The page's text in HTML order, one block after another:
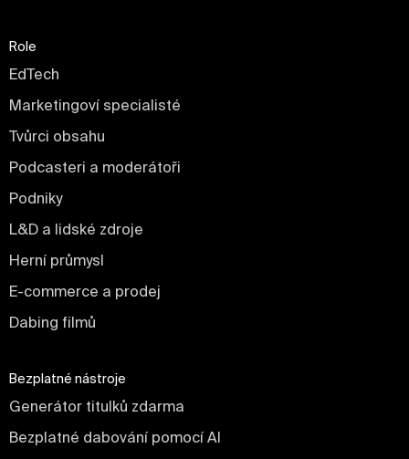
Role
EdTech
Marketingoví specialisté
Tvůrci obsahu
Podcasteri a moderátoři
Podniky
L&D a lidské zdroje
Herní průmysl
E-commerce a prodej
Dabing filmů
Bezplatné nástroje
Generátor titulků zdarma
Bezplatné dabování pomocí AI